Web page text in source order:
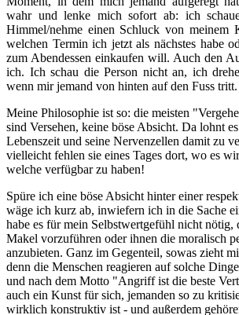
wahr und lenke mich sofort ab: ich
Himmel/nehme einen Schluck von meinem
welchen Termin ich jetzt als nächstes habe
zum Abendessen einkaufen will. Auch den
ich. Ich schau die Person nicht an, ich
wenn mir jemand von hinten auf den Fuss tritt.
Meine Philosophie ist so: die meisten
sind Versehen, keine böse Absicht. Da lohnt
Lebenszeit und seine Nervenzellen damit zu
vielleicht fehlen sie eines Tages dort, wo es
welche verfügbar zu haben!
Spüre ich eine böse Absicht hinter einer
wäge ich kurz ab, inwiefern ich in die Sache
habe es für mein Selbstwertgefühl nicht nötig,
Makel vorzuführen oder ihnen die moralisch
anzubieten. Ganz im Gegenteil, sowas zieht
denn die Menschen reagieren auf solche
und nach dem Motto "Angriff ist die beste
auch ein Kunst für sich, jemanden so zu
wirklich konstruktiv ist - und außerdem